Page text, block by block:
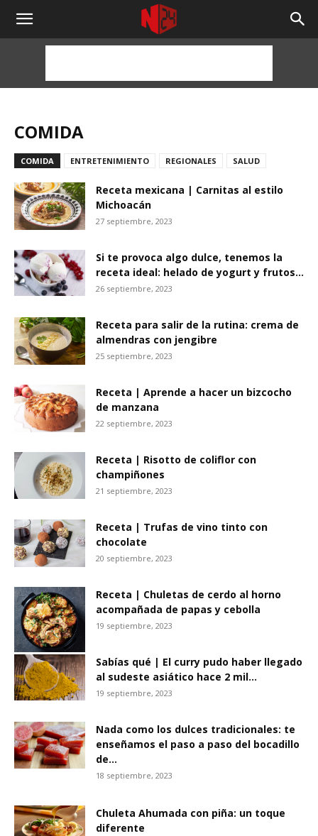
NOTICIAS
HORAS
COMIDA
COMIDA ENTRETENIMIENTO REGIONALES SALUD
Receta mexicana | Carnitas al estilo
Michoacán
27 septiembre, 2023
Si te provoca algo dulce, tenemos la
receta ideal: helado de yogurt y frutos...
26 septiembre, 2023
Receta para salir de la rutina: crema de
almendras con jengibre
25 septiembre, 2023
Receta | Aprende a hacer un bizcocho
de manzana
22 septiembre, 2023
Receta | Risotto de coliflor con
champiñones
21 septiembre, 2023
Receta | Trufas de vino tinto con
chocolate
20 septiembre, 2023
Receta | Chuletas de cerdo al horno
acompañada de papas y cebolla
19 septiembre, 2023
Sabías qué | El curry pudo haber llegado
al sudeste asiático hace 2 mil...
19 septiembre, 2023
Nada como los dulces tradicionales: te
enseñamos el paso a paso del bocadillo
de...
18 septiembre, 2023
Chuleta Ahumada con piña: un toque
diferente